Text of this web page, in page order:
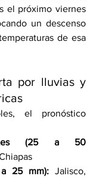
el próximo viernes
un descenso
de esa
por lluvias y
el pronóstico
(25 a 50
25 mm): Jalisco,